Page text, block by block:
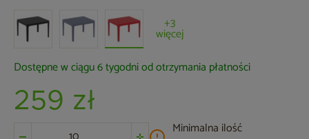
+3
więcej
Dostępne w ciągu 6 tygodni od otrzymania płatności
259 zł
Minimalna ilość